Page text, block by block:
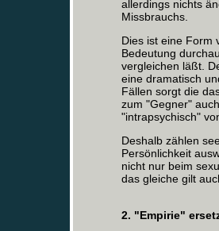
allerdings nichts
Missbrauchs.
Dies ist eine Form
Bedeutung
vergleichen läßt.
eine dramatisch
Fällen sorgt die
zum "Gegner"
"intrapsychisch"
Deshalb zählen
Persönlichkeit
nicht nur beim
das gleiche gilt
2. "Empirie"